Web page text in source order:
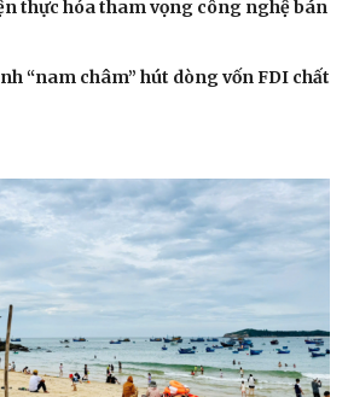
thực hóa tham vọng công nghệ bán
“nam châm” hút dòng vốn FDI chất